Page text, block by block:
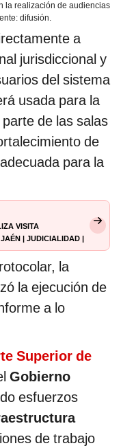
la realización de audiencias
difusión.
a
jurisdiccional y
del sistema
usada para la
de las salas
de
para la
visita
| Judicialidad |
la
la ejecución de
a lo
Superior de
Gobierno
esfuerzos
de trabajo